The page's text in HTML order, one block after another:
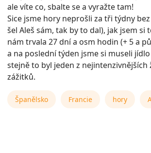
ale víte co, sbalte se a vyražte tam!
Sice jsme hory neprošli za tři týdny
šel Aleš sám, tak by to dal), jak jsem si
nám trvala 27 dní a osm hodin (+ 5 a
a na poslední týden jsme si museli
stejně to byl jeden z nejintenzivnějších
zážitků.
Španělsko Francie hory